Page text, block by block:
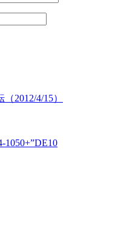
2012/4/15）
1050+”DE10